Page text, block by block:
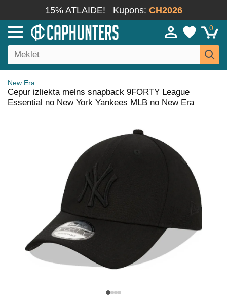
15% ATLAIDE! Kupons: CH2026
0
New Era
Cepur izliekta melns snapback 9FORTY League
Essential no New York Yankees MLB no New Era